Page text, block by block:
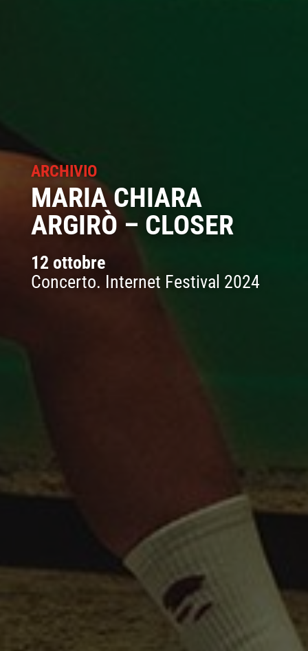
ARCHIVIO
MARIA CHIARA
ARGIRÒ – CLOSER
12 ottobre
Concerto. Internet Festival 2024